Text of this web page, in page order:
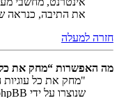
את התיבה, כנראה
חזרה למעלה
מה האפשרות “מחק את כל